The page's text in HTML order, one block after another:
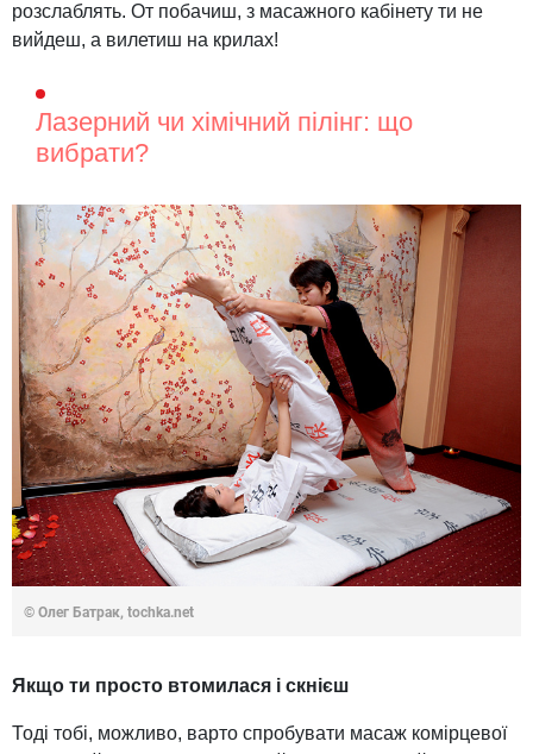
розслаблять. От побачиш, з масажного кабінету ти не
вийдеш, а вилетиш на крилах!
Лазерний чи хімічний пілінг: що
вибрати?
© Олег Батрак, tochka.net
Якщо ти просто втомилася і скнієш
Тоді тобі, можливо, варто спробувати масаж комірцевої